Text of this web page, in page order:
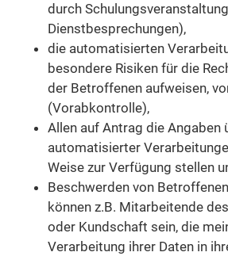
durch
Dienstbesprechungen),
die automatisierten
besondere Risiken für die
der Betroffenen aufweisen,
(Vorabkontrolle),
Allen auf Antrag die Angaben
automatisierter
Weise zur Verfügung stellen
Beschwerden von
können z.B. Mitarbeitende
oder Kundschaft sein, die
Verarbeitung ihrer Daten in